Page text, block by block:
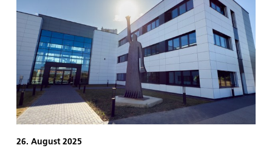
Prof. Karsten Lemmer, DLR-Vorstand für
Innovation, Transfer und wissenschaftliche
Infrastrukturen, sprach er über die Bedeutung von
Neugründungen, um Forschung in die Anwendung
bringen.
26. August 2025